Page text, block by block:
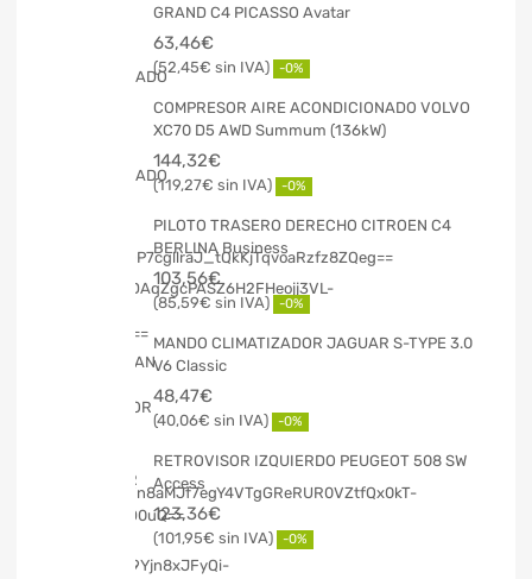
GRAND C4 PICASSO Avatar
63,46€
52,45€ -0%
COMPRESOR AIRE ACONDICIONADO VOLVO
XC70 D5 AWD Summum (136kW)
144,32€
119,27€ -0%
PILOTO TRASERO DERECHO CITROEN C4
BERLINA Business
103,56€
85,59€ -0%
MANDO CLIMATIZADOR JAGUAR S-TYPE 3.0
V6 Classic
48,47€
40,06€ -0%
RETROVISOR IZQUIERDO PEUGEOT 508 SW
Access
123,36€
101,95€ -0%